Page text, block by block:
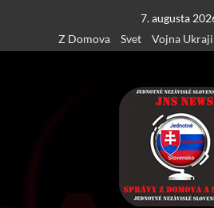
content
7. augusta
Z Domova
Svet Vojna